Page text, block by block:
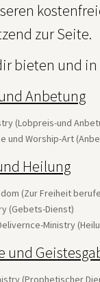
zur Seite.
bieten und
Anbetung
(Lobpreis-und
und Worship-Art
Heilung
(Zur Freiheit
(Gebets-Dienst)
Ministry
und
(Prophetischer